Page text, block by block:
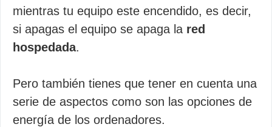
mientras tu equipo este encendido, es decir,
si apagas el equipo se apaga la red
hospedada.
Pero también tienes que tener en cuenta una
serie de aspectos como son las opciones de
energía de los ordenadores.